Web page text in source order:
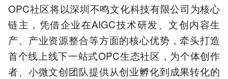
OPC社区将以深圳不鸣文化科技有限公司为核心
链主，凭借企业在AIGC技术研发、文创内容生
产、产业资源整合等方面的核心优势，牵头打造
首个线上线下一站式OPC生态社区，为个体创作
者、小微文创团队提供从创业孵化到成果转化的